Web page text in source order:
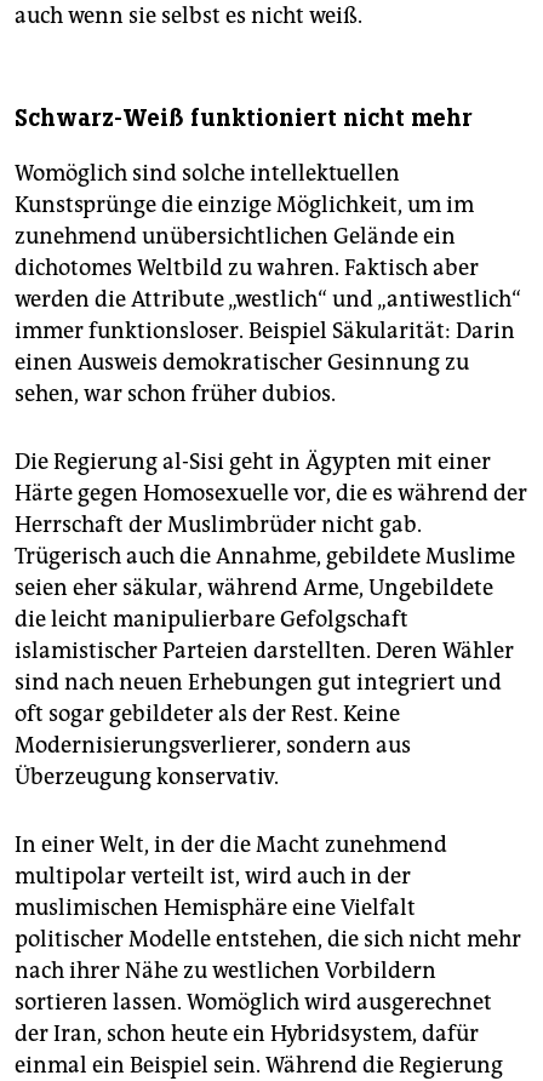
auch wenn sie selbst es nicht weiß.
Schwarz-Weiß funktioniert nicht mehr
Womöglich sind solche intellektuellen
Kunstsprünge die einzige Möglichkeit, um im
zunehmend unübersichtlichen Gelände ein
dichotomes Weltbild zu wahren. Faktisch aber
werden die Attribute „westlich“ und „antiwestlich“
immer funktionsloser. Beispiel Säkularität: Darin
einen Ausweis demokratischer Gesinnung zu
sehen, war schon früher dubios.
Die Regierung al-Sisi geht in Ägypten mit einer
Härte gegen Homosexuelle vor, die es während der
Herrschaft der Muslimbrüder nicht gab.
Trügerisch auch die Annahme, gebildete Muslime
seien eher säkular, während Arme, Ungebildete
die leicht manipulierbare Gefolgschaft
islamistischer Parteien darstellten. Deren Wähler
sind nach neuen Erhebungen gut integriert und
oft sogar gebildeter als der Rest. Keine
Modernisierungsverlierer, sondern aus
Überzeugung konservativ.
In einer Welt, in der die Macht zunehmend
multipolar verteilt ist, wird auch in der
muslimischen Hemisphäre eine Vielfalt
politischer Modelle entstehen, die sich nicht mehr
nach ihrer Nähe zu westlichen Vorbildern
sortieren lassen. Womöglich wird ausgerechnet
der Iran, schon heute ein Hybridsystem, dafür
einmal ein Beispiel sein. Während die Regierung